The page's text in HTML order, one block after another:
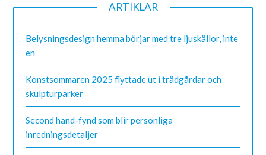
ARTIKLAR
Belysningsdesign hemma börjar med tre ljuskällor, inte
en
Konstsommaren 2025 flyttade ut i trädgårdar och
skulpturparker
Second hand-fynd som blir personliga
inredningsdetaljer